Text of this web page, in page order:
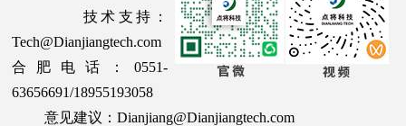
技术支持：
Tech@Dianjiangtech.com
合肥电话：0551-
63656691/18955193058
意见建议：Dianjiang@Dianjiangtech.com